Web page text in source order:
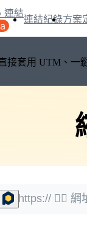
接套用 UTM、
連結連結紀錄方案